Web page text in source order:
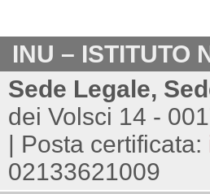
INU – ISTITUTO
Sede Legale,
dei Volsci 14 -
| Posta certificata:
02133621009